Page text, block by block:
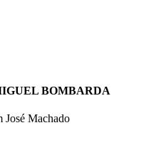
BOMBARDA
José Machado